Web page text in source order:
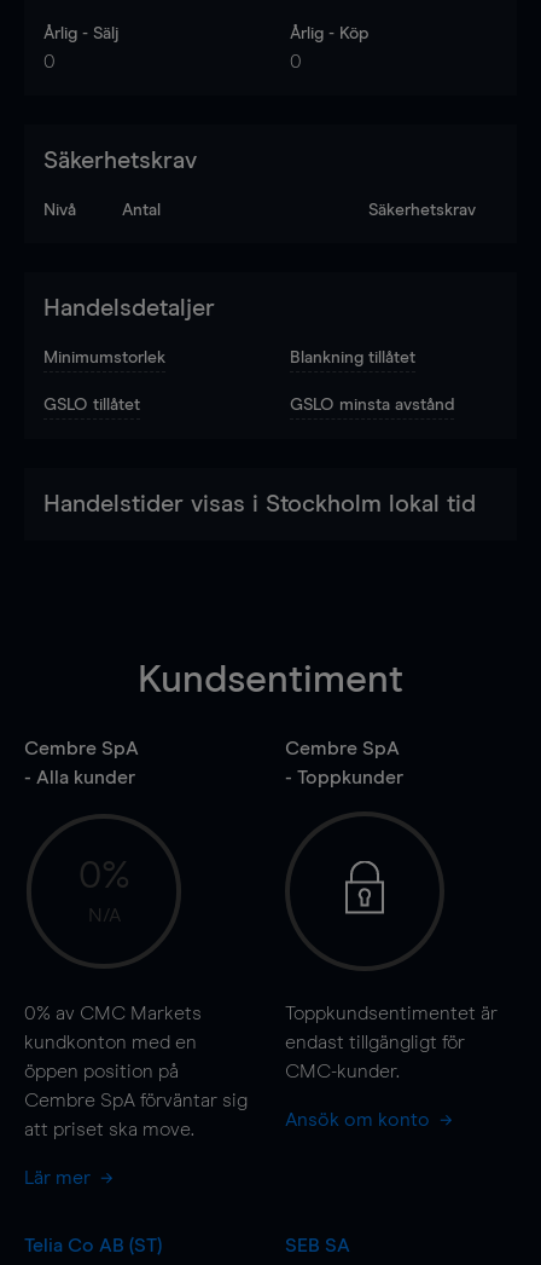
Årlig - Sälj
0
Årlig - Köp
0
Säkerhetskrav
Nivå Antal Säkerhetskrav
Handelsdetaljer
Minimumstorlek Blankning tillåtet
GSLO tillåtet GSLO minsta avstånd
Handelstider visas i Stockholm lokal tid
Kundsentiment
Cembre SpA
- Alla kunder
0%
N/A
0% av CMC Markets
kundkonton med en
öppen position på
Cembre SpA förväntar sig
att priset ska move.
Lär mer
Cembre SpA
- Toppkunder
Toppkundsentimentet är
endast tillgängligt för
CMC-kunder.
Ansök om konto
Telia Co AB (ST)
SEB SA